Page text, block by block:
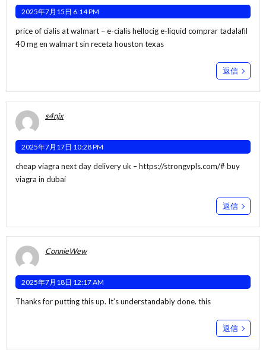
2025年7月15日 6:14 PM
price of cialis at walmart –e-cialis hellocig e-liquid comprar tadalafil
40 mg en walmart sin receta houston texas
返信
s4njx
2025年7月17日 10:28 PM
cheap viagra next day delivery uk –https://strongvpls.com/# buy
viagra in dubai
返信
ConnieWew
2025年7月18日 12:17 AM
Thanks for putting this up. It’s understandably done. this
返信